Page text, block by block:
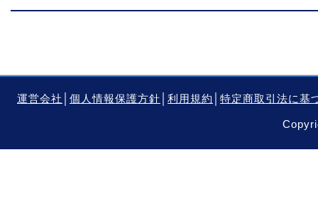
運営会社 個人情報保護方針 利用規約 特定商取引法に基